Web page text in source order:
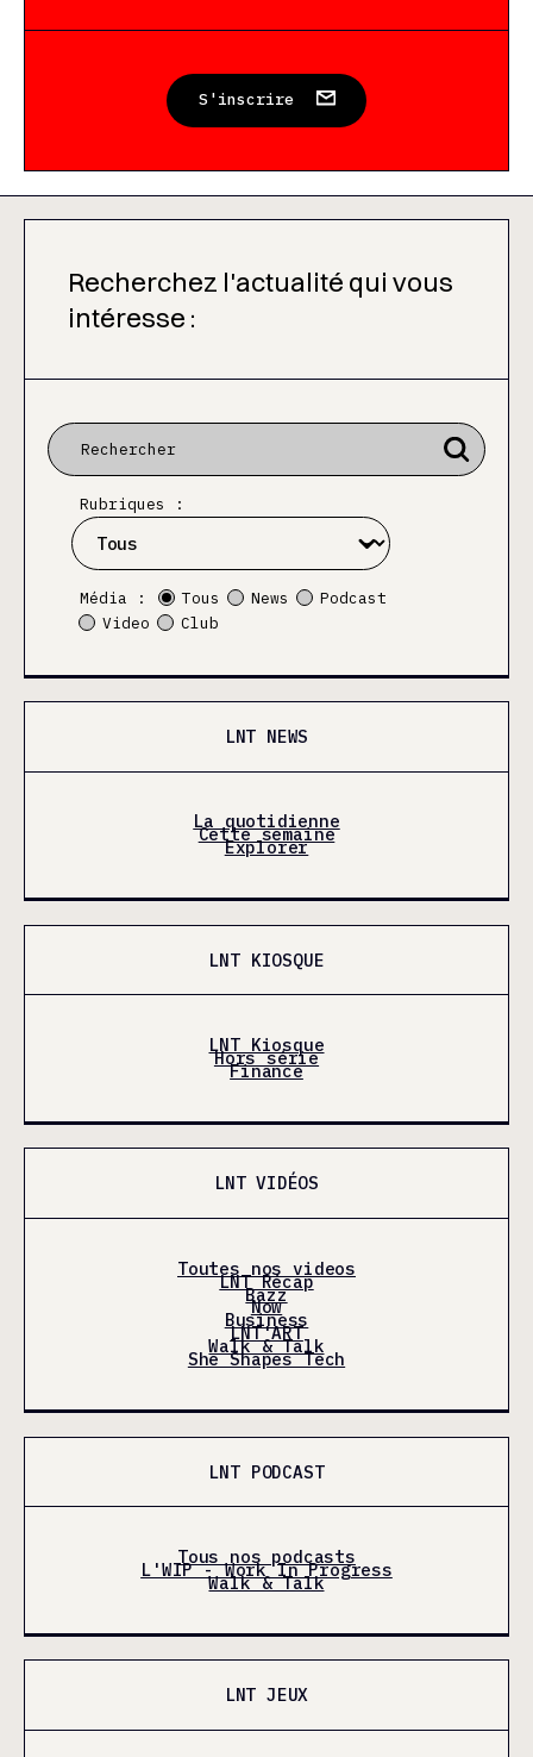
S'inscrire
Recherchez l'actualité qui vous
intéresse :
Rubriques :
Média : Tous News
Podcast
Video
Club
LNT NEWS
La quotidienne
Cette semaine
Explorer
LNT KIOSQUE
LNT Kiosque
Hors série
Finance
LNT VIDÉOS
Toutes nos videos
LNT Récap
Bazz
Now
Business
LNT'ART
Walk & Talk
She Shapes Tech
LNT PODCAST
Tous nos podcasts
L'WIP - Work In Progress
Walk & Talk
LNT JEUX